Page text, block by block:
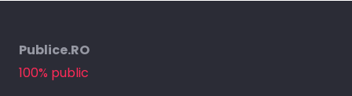
Publice.RO
100% public